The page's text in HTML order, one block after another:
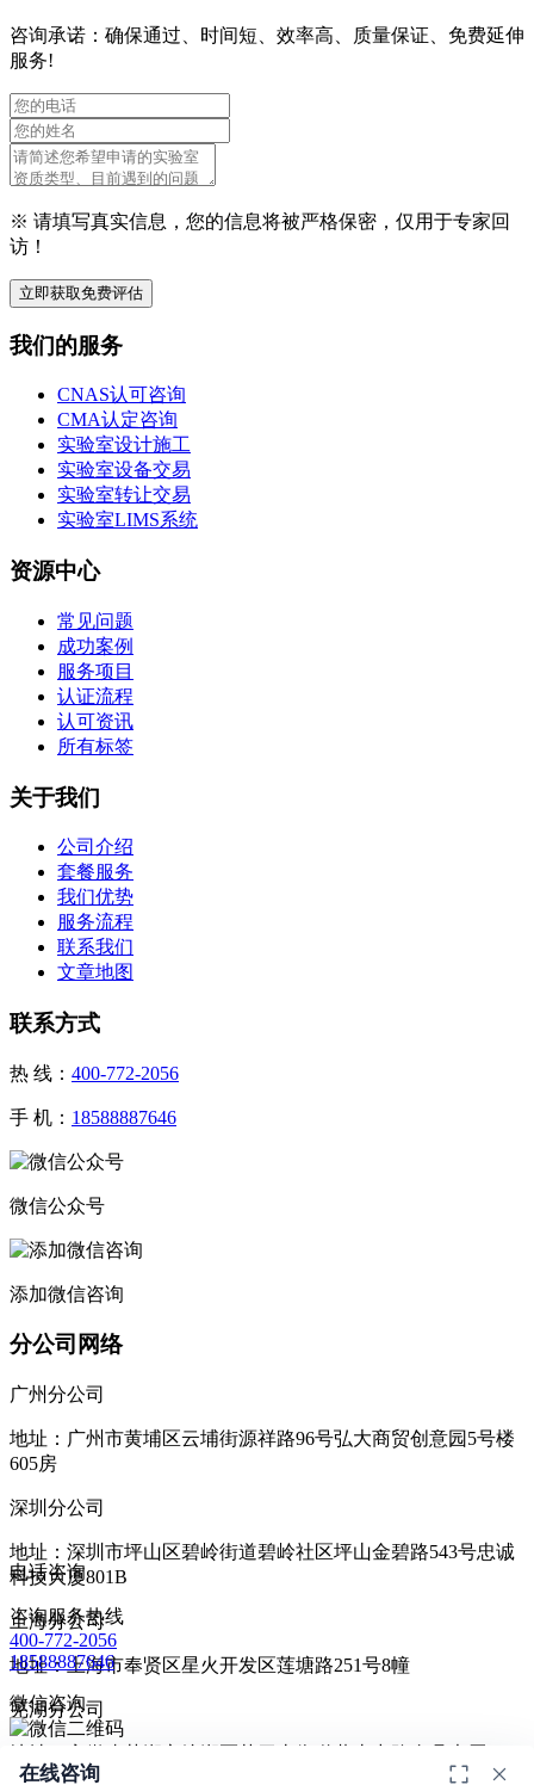
咨询承诺：确保通过、时间短、效率高、质量保证、免费延伸
服务!
※ 请填写真实信息，您的信息将被严格保密，仅用于专家回
访！
立即获取免费评估
我们的服务
CNAS认可咨询
CMA认定咨询
实验室设计施工
实验室设备交易
实验室转让交易
实验室LIMS系统
资源中心
常见问题
成功案例
服务项目
认证流程
认可资讯
所有标签
关于我们
公司介绍
套餐服务
我们优势
服务流程
联系我们
文章地图
联系方式
热 线： 400-772-2056
手 机： 18588887646
微信公众号
添加微信咨询
分公司网络
广州分公司
地址：广州市黄埔区云埔街源祥路96号弘大商贸创意园5号楼
605房
深圳分公司
地址：深圳市坪山区碧岭街道碧岭社区坪山金碧路543号忠诚
科技大厦801B
上海分公司
地址：上海市奉贤区星火开发区莲塘路251号8幢
芜湖分公司
电话咨询
咨询服务热线
400-772-2056
18588887646
微信咨询
扫码添加微信咨询
在线咨询